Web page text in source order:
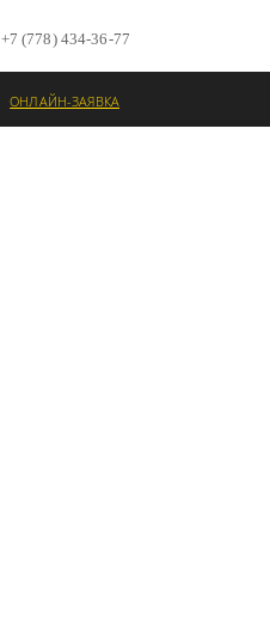
+7 (778) 434-36-77
ОНЛАЙН-ЗАЯВКА